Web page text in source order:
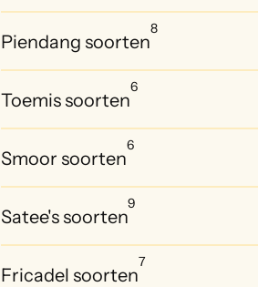
Piendang soorten
8
Toemis soorten
6
Smoor soorten
6
Satee's soorten
9
Fricadel soorten
7